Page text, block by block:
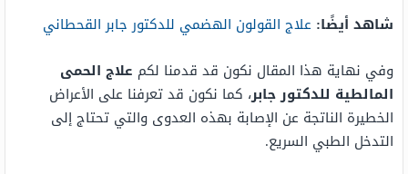
شاهد أيضًا: علاج القولون الهضمي للدكتور جابر القحطاني
وفي نهاية هذا المقال نكون قد قدمنا لكم علاج الحمى
المالطية للدكتور جابر، كما نكون قد تعرفنا على الأعراض
الخطيرة الناتجة عن الإصابة بهذه العدوى والتي تحتاج إلى
التدخل الطبي السريع.